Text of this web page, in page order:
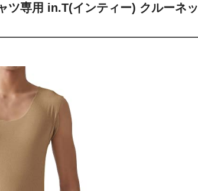
ツ専用 in.T(インティー) クルーネッ